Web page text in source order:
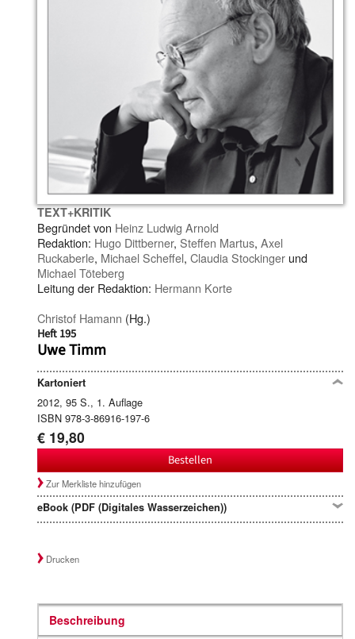
TEXT+KRITIK
Begründet von Heinz Ludwig Arnold
Redaktion: Hugo Dittberner, Steffen Martus, Axel
Ruckaberle, Michael Scheffel, Claudia Stockinger und
Michael Töteberg
Leitung der Redaktion: Hermann Korte
Christof Hamann (Hg.)
Heft 195
Uwe Timm
Kartoniert
2012, 95 S., 1. Auflage
ISBN 978-3-86916-197-6
€ 19,80
Bestellen
Zur Merkliste hinzufügen
eBook (PDF (Digitales Wasserzeichen))
Drucken
Beschreibung